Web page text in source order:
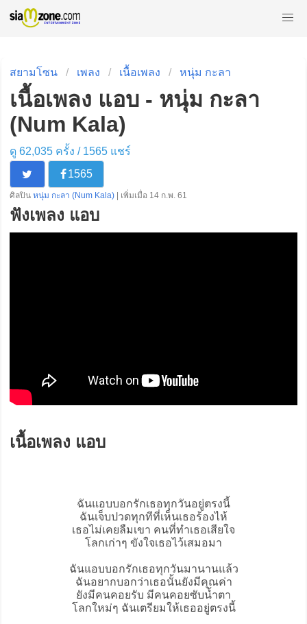
สยามโซน เพลง เนื้อเพลง หนุ่ม กะลา
เนื้อเพลง แอบ - หนุ่ม กะลา
(Num Kala)
ดู 62,035 ครั้ง / 1565แชร์
1565
ศิลปิน หนุ่ม กะลา (Num Kala) | เพิ่มเมื่อ 14 ก.พ. 61
ฟังเพลง แอบ
เนื้อเพลง แอบ
ฉันแอบบอกรักเธอทุกวันอยู่ตรงนี้
ฉันเจ็บปวดทุกทีที่เห็นเธอร้องไห้
เธอไม่เคยลืมเขา คนที่ทำเธอเสียใจ
โลกเก่าๆ ขังใจเธอไว้เสมอมา
ฉันแอบบอกรักเธอทุกวันมานานแล้ว
ฉันอยากบอกว่าเธอนั้นยังมีคุณค่า
ยังมีคนคอยรับ มีคนคอยซับน้ำตา
โลกใหม่ๆ ฉันเตรียมให้เธออยู่ตรงนี้